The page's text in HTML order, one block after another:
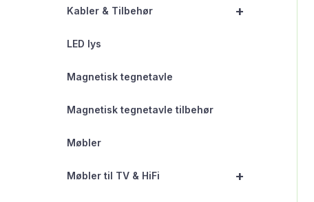
+
Kabler & Tilbehør
LED lys
Magnetisk tegnetavle
Magnetisk tegnetavle tilbehør
Møbler
+
Møbler til TV & HiFi